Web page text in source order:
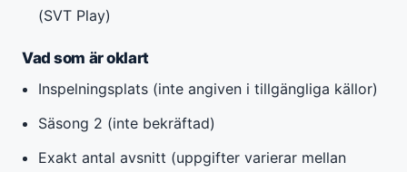
(SVT Play)
Vad som är oklart
Inspelningsplats (inte angiven i tillgängliga källor)
Säsong 2 (inte bekräftad)
Exakt antal avsnitt (uppgifter varierar mellan